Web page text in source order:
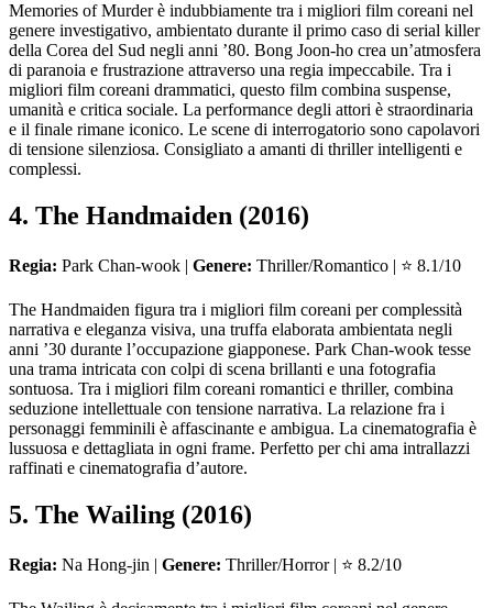
Memories of Murder è indubbiamente tra i migliori film coreani nel
genere investigativo, ambientato durante il primo caso di serial killer
della Corea del Sud negli anni ’80. Bong Joon-ho crea un’atmosfera
di paranoia e frustrazione attraverso una regia impeccabile. Tra i
migliori film coreani drammatici, questo film combina suspense,
umanità e critica sociale. La performance degli attori è straordinaria
e il finale rimane iconico. Le scene di interrogatorio sono capolavori
di tensione silenziosa. Consigliato a amanti di thriller intelligenti e
complessi.
4. The Handmaiden (2016)
Regia: Park Chan-wook | Genere: Thriller/Romantico | ⭐ 8.1/10
The Handmaiden figura tra i migliori film coreani per complessità
narrativa e eleganza visiva, una truffa elaborata ambientata negli
anni ’30 durante l’occupazione giapponese. Park Chan-wook tesse
una trama intricata con colpi di scena brillanti e una fotografia
sontuosa. Tra i migliori film coreani romantici e thriller, combina
seduzione intellettuale con tensione narrativa. La relazione fra i
personaggi femminili è affascinante e ambigua. La cinematografia è
lussuosa e dettagliata in ogni frame. Perfetto per chi ama intrallazzi
raffinati e cinematografia d’autore.
5. The Wailing (2016)
Regia: Na Hong-jin | Genere: Thriller/Horror | ⭐ 8.2/10